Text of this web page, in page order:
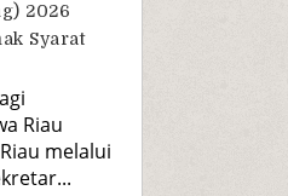
2026
Syarat
Riau
melalui